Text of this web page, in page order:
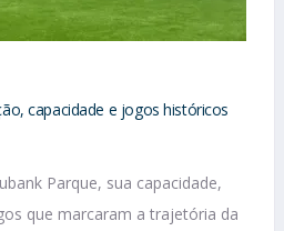
capacidade e jogos históricos
Parque, sua capacidade,
que marcaram a trajetória da